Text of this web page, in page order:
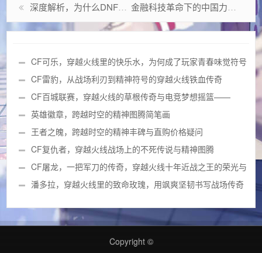
深度解析，为什么DNF选择角色进不去？从技术到优化的全方位探讨 金融科技革命下的中国力量，江南证券交易系统二十年进化论
CF可乐，穿越火线里的快乐水，为何成了玩家青春味觉符号
与可乐手雷回忆？
CF雷豹，从战场利刃到精神符号的穿越火线铁血传奇
CF百城联赛，穿越火线的草根传奇与电竞梦想摇篮——
2026官网全览
英雄徽章，跨越时空的精神图腾简笔画
王者之魄，跨越时空的精神丰碑与直购价格疑问
CF复仇者，穿越火线战场上的不死传说与精神图腾
CF屠龙，一把军刀的传奇，穿越火线十年近战之王的荣光与
变迁潘多拉，穿越火线里的致命玫瑰，用飒爽坚韧书写战场传奇
Copyright ©